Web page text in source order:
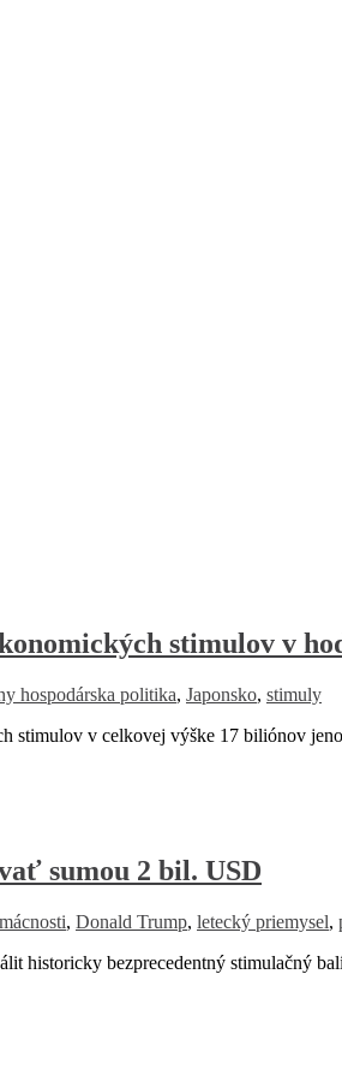
stimulov v
hospodárska politika, Japonsko, stimuly
stimulov v celkovej výške 17 biliónov
sumou 2 bil. USD
, Donald Trump, letecký priemysel,
historicky bezprecedentný stimulačný